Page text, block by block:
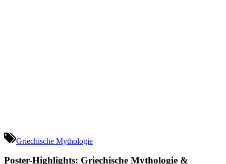
Griechische Mythologie
Poster-Highlights: Griechische Mythologie &